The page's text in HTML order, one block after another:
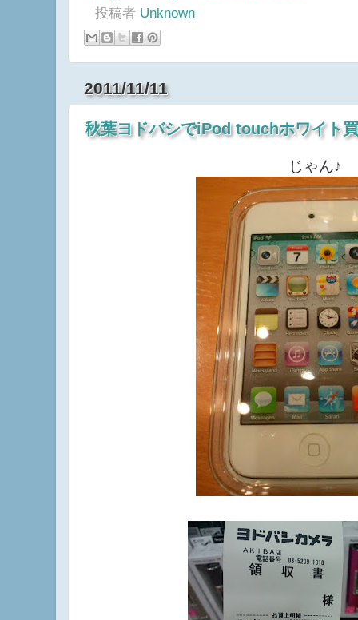
Shinjyuku ,Tokyo,Yodobashi Camera
投稿者Unknown
2011/11/11
じゃん♪